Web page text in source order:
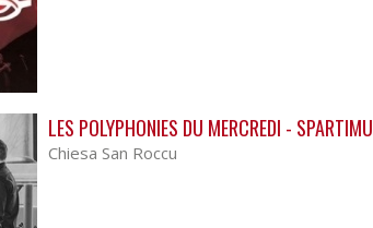
LES POLYPHONIES DU MERCREDI - SPARTIMU
Chiesa San Roccu